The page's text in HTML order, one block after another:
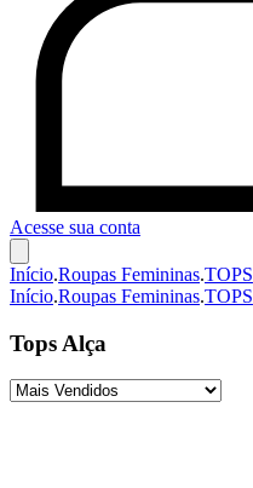
Acesse sua conta
Início.Roupas Femininas.TOPS
Início.Roupas Femininas.TOPS
Tops Alça